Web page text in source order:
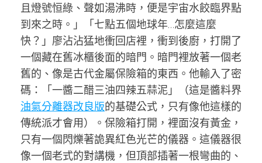
且燈號恒綠、聲如湯沸時，便是宇宙水餃臨界點
到來之時。」「七點五個地球年…怎麼這麼
快？」廖沾沾猛地衝回店裡，衝到後廚，打開了
一個藏在舊冰櫃後面的暗門。暗門裡放著一個老
舊的、像是古代金屬保險箱的東西。他輸入了密
碼：「一醬二醋三油四辣五蒜泥」（這是醬料界
油氣分離器改良版的基礎公式，只有像他這樣的
傳統派才會用）。保險箱打開，裡面沒有黃金，
只有一個閃爍著詭異紅色光芒的儀器。這儀器很
像一個老式的對講機，但頂部插著一根彎曲的、